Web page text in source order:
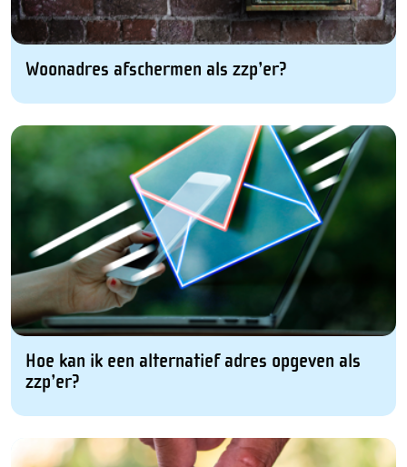
Woonadres afschermen als zzp’er?
Hoe kan ik een alternatief adres opgeven als
zzp’er?